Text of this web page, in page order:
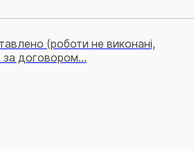
(роботи не виконані,
за договором...